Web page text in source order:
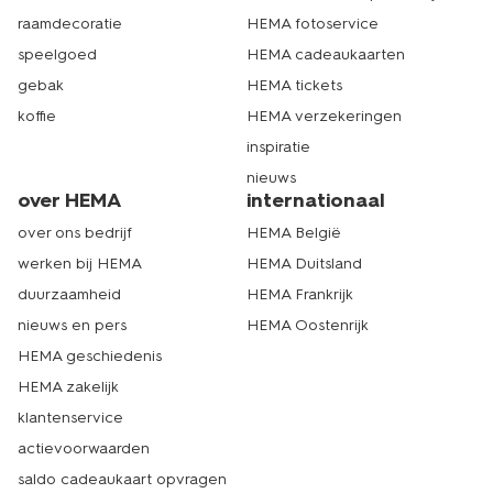
HEMA bij jou in de buurt. Echt HEMA.
raamdecoratie
speelgoed
gebak
koffie
HEMA fotoservice
HEMA cadeaukaarten
HEMA tickets
HEMA verzekeringen
inspiratie
nieuws
over HEMA
over ons bedrijf
werken bij HEMA
duurzaamheid
nieuws en pers
HEMA geschiedenis
HEMA zakelijk
klantenservice
actievoorwaarden
saldo cadeaukaart opvragen
internationaal
HEMA België
HEMA Duitsland
HEMA Frankrijk
HEMA Oostenrijk